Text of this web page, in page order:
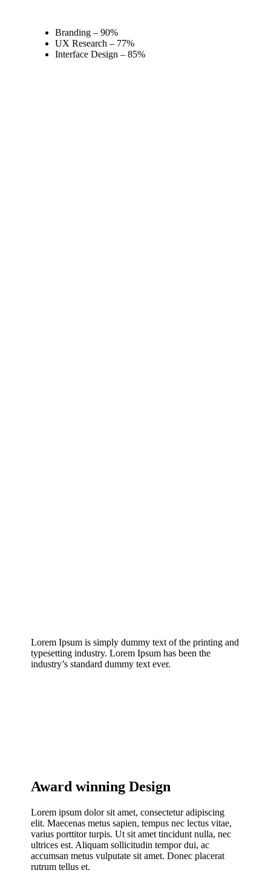
Branding – 90%
UX Research – 77%
Interface Design – 85%
Lorem Ipsum is simply dummy text of the printing and
typesetting industry. Lorem Ipsum has been the
industry’s standard dummy text ever.
Award winning Design
Lorem ipsum dolor sit amet, consectetur adipiscing
elit. Maecenas metus sapien, tempus nec lectus vitae,
varius porttitor turpis. Ut sit amet tincidunt nulla, nec
ultrices est. Aliquam sollicitudin tempor dui, ac
accumsan metus vulputate sit amet. Donec placerat
rutrum tellus et.